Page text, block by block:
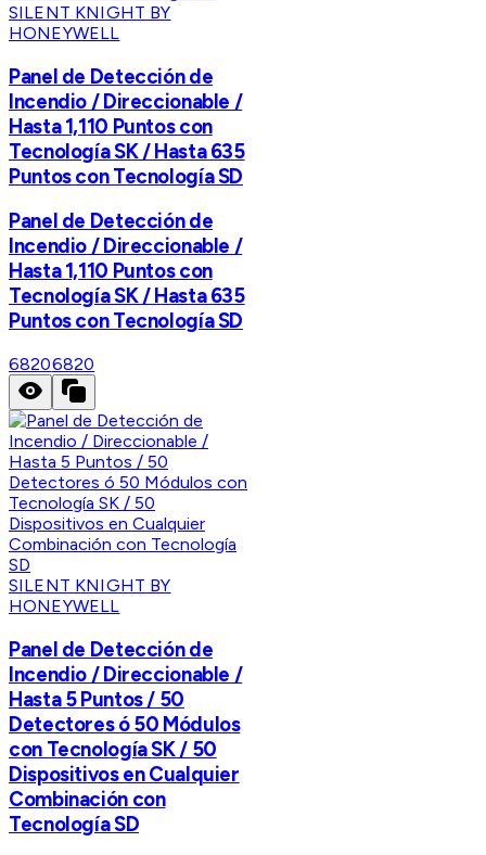
SILENT KNIGHT BY
HONEYWELL
Panel de Detección de
Incendio / Direccionable /
Hasta 1,110 Puntos con
Tecnología SK / Hasta 635
Puntos con Tecnología SD
Panel de Detección de
Incendio / Direccionable /
Hasta 1,110 Puntos con
Tecnología SK / Hasta 635
Puntos con Tecnología SD
68206820
SILENT KNIGHT BY
HONEYWELL
Panel de Detección de
Incendio / Direccionable /
Hasta 5 Puntos / 50
Detectores ó 50 Módulos
con Tecnología SK / 50
Dispositivos en Cualquier
Combinación con
Tecnología SD